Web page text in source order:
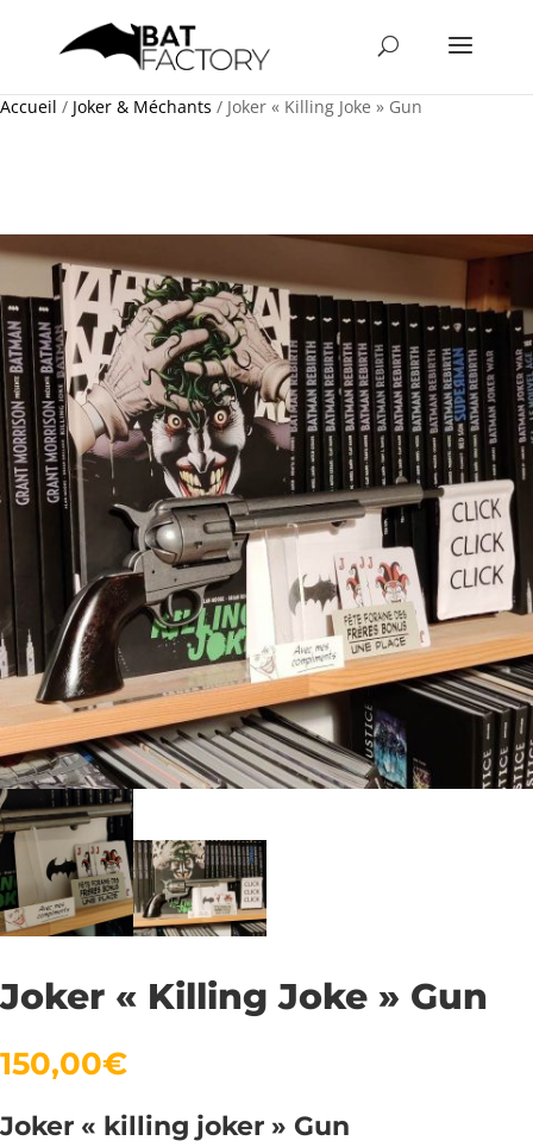
Accueil / Joker & Méchants / Joker « Killing Joke » Gun
Joker « Killing Joke » Gun
150,00€
Joker « killing joker » Gun